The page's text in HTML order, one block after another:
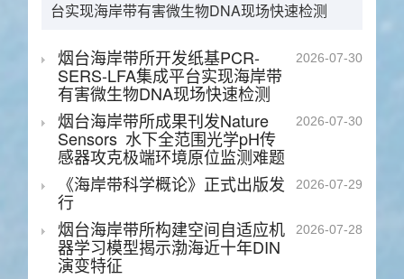
台实现海岸带有害微生物DNA现场快速检测
2026-07-30
烟台海岸带所开发纸基PCR-
SERS-LFA集成平台实现海岸带
有害微生物DNA现场快速检测
2026-07-30
烟台海岸带所成果刊发Nature
Sensors 水下全范围光学pH传
感器攻克极端环境原位监测难题
2026-07-29
《海岸带科学概论》正式出版发
行
2026-07-28
烟台海岸带所构建空间自适应机
器学习模型揭示渤海近十年DIN
演变特征